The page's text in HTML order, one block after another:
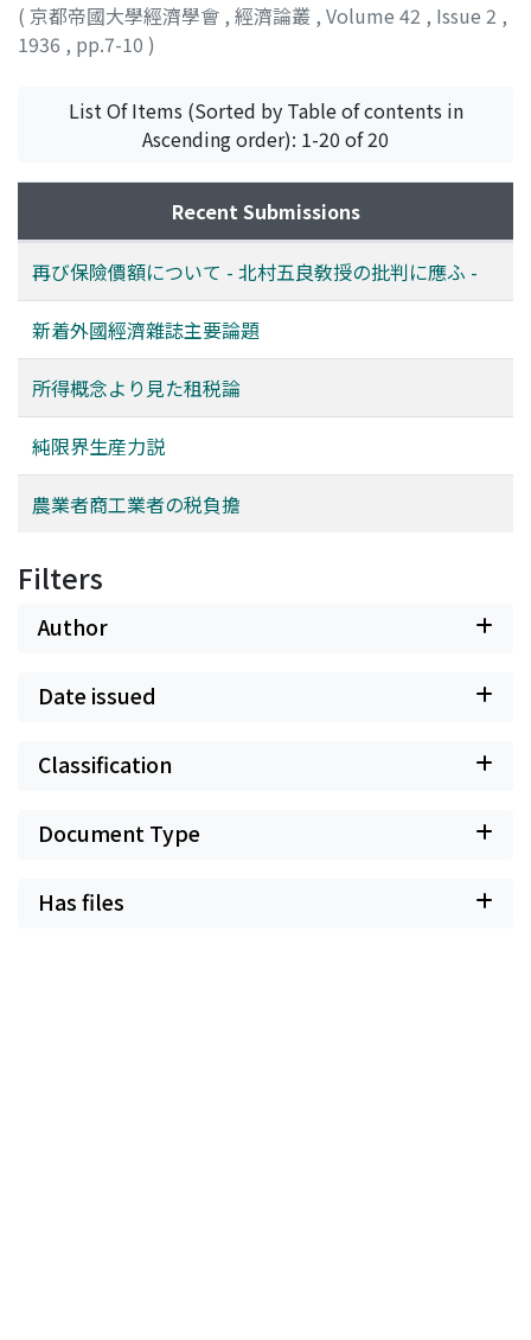
( 京都帝國大學經濟學會 , 經濟論叢 , Volume 42 , Issue 2 ,
1936 , pp.7-10 )
List Of Items (Sorted by Table of contents in
Ascending order): 1-20 of 20
Recent Submissions
再び保險價額について - 北村五良敎授の批判に應ふ -
新着外國經濟雜誌主要論題
所得概念より見た租税論
純限界生産力説
農業者商工業者の税負擔
Filters
Author
Date issued
Classification
Document Type
Has files